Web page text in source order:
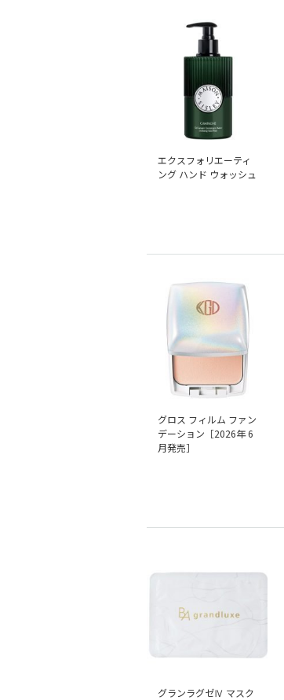
エクスフォリエーティ
ング ハンド ウォッシュ
グロス フィルム ファン
デーション［2026年 6
月発売］
グランラグゼⅣ マスク